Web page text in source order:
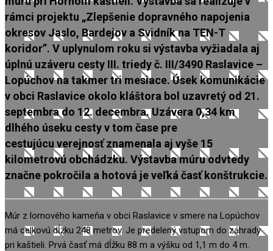
rámci projektu „Zlepšenie dopravného napojenia
okresov Jaslo, Bardejov a Svidník na TEN-T
koridor”. V uplynulom roku si výstavba vyžiadala aj
úplnú uzáveru cesty III. triedy č. III/3490 Raslavice –
Lopúchov na takmer tri mesiace. Úsek komunikácie
v obci Raslavice okolo kláštora bol uzavretý od 21.
septembra do 12. decembra. Uzávera 0,34 km
dlhého úseku cesty v tom čase pre
cestujúcu verejnosť znamenala aj vyše 15
kilometrovú obchádzku. Výstavba múru odvtedy
značne pokročila a hotová je veľká časť konštrukcie.
Múr z lomového kameňa v obci Raslavice v smere na Lopúchov
má celkovú dĺžku 248 metrov. Je predelený vstupom do záhrady
pri kaštieli. Prvá časť má dĺžku 88 m a výšku od 1,1 m do 4 m.